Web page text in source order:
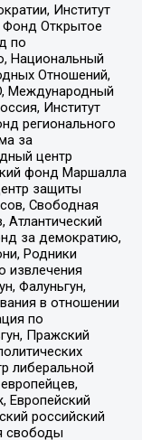
Институт
Открытое
по
Национальный
Отношений,
Международный
Институт
регионального
за
центр
фонд Маршалла
защиты
Свободная
Атлантический
за демократию,
Родники
извлечения
Фалуньгун,
в отношении
по
Пражский
либеральной
Европейский
российский
свободы